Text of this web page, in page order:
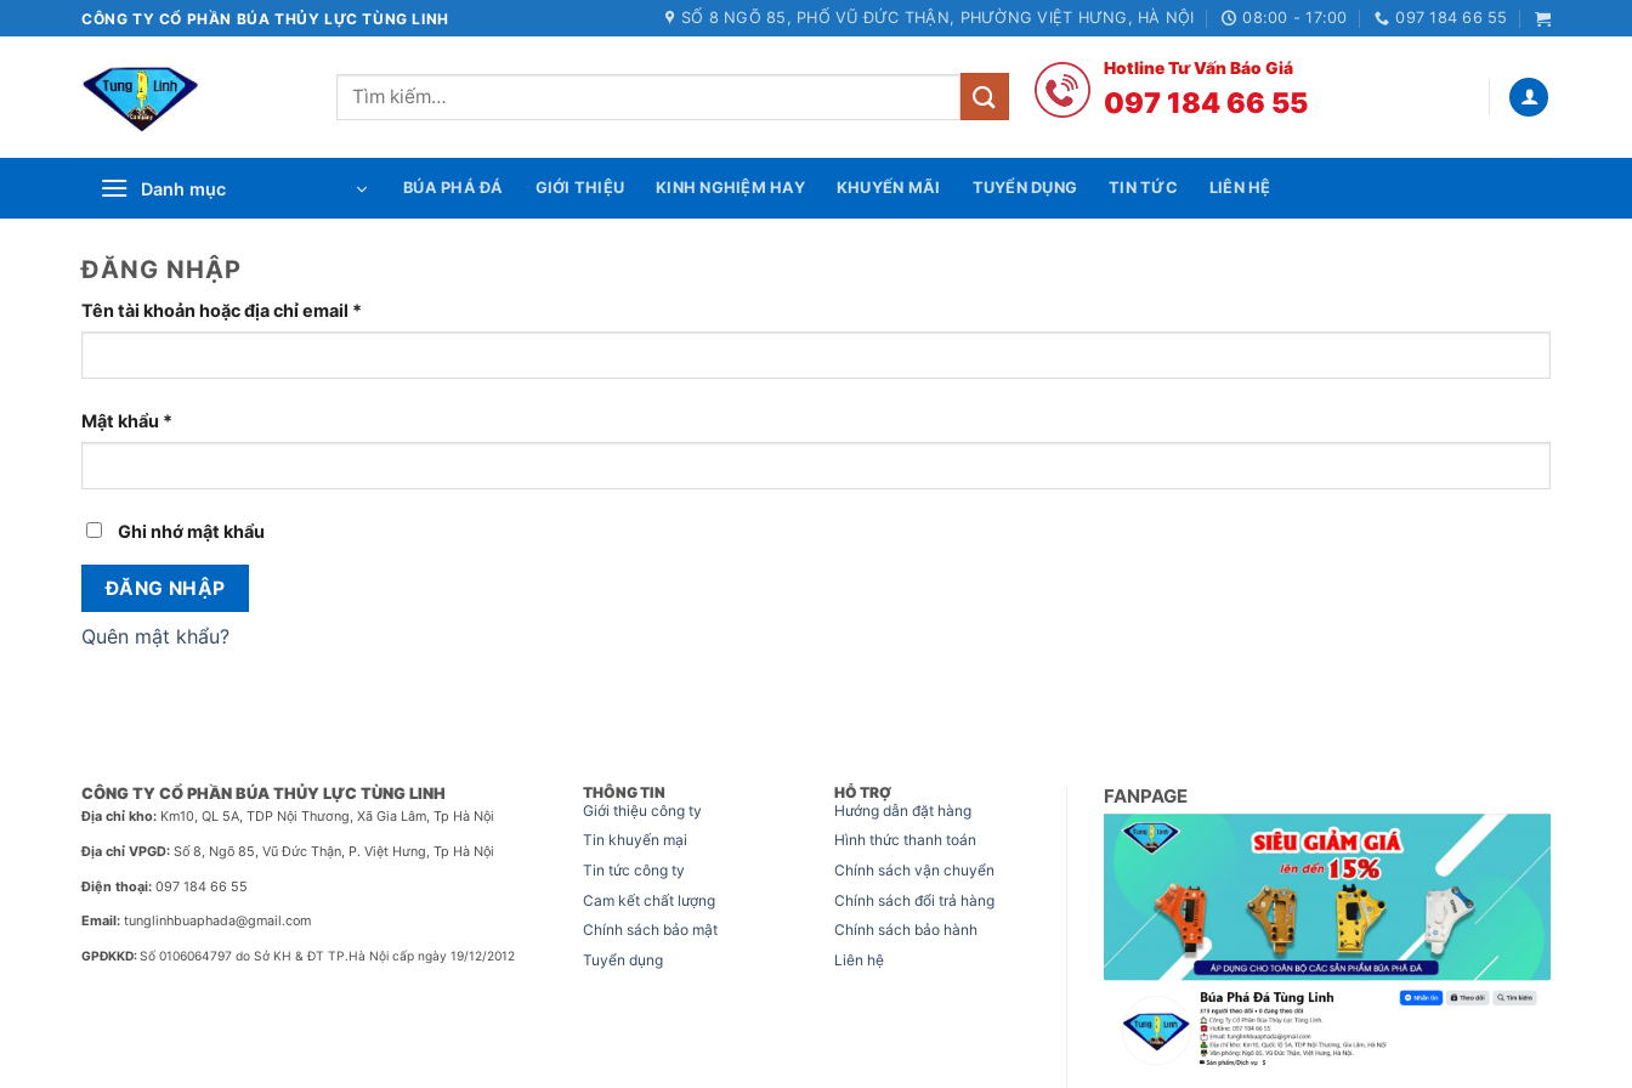
qua
CÔNG TY CỔ PHẦN BÚA THỦY LỰC TÙNG LINH SỐ 8 NGÕ 85, PHỐ VŨ ĐỨC THẬN, PHƯỜNG VIỆT HƯNG, HÀ NỘI 08:00 - 17:00 097 184 66 55
Tìm
kiếm:
Hotline Tư Vấn Báo Giá
097 184 66 55
Danh mục BÚA PHÁ ĐÁ GIỚI THIỆU KINH NGHIỆM HAY KHUYẾN MÃI TUYỂN DỤNG TIN TỨC LIÊN HỆ
ĐĂNG NHẬP
Tên tài khoản hoặc địa chỉ email *
buộc
Mật khẩu *
buộc
Ghi nhớ mật khẩu
ĐĂNG NHẬP
Quên mật khẩu?
CÔNG TY CỔ PHẦN BÚA THỦY LỰC TÙNG LINH
Địa chỉ kho: Km10, QL 5A, TDP Nội Thương, Xã Gia Lâm, Tp Hà Nội
Địa chỉ VPGD: Số 8, Ngõ 85, Vũ Đức Thận, P. Việt Hưng, Tp Hà Nội
Điện thoại: 097 184 66 55
Email: tunglinhbuaphada@gmail.com
GPĐKKD:Số 0106064797 do Sở KH & ĐT TP.Hà Nội cấp ngày 19/12/2012
THÔNG TIN
Giới thiệu công ty
Tin khuyến mại
Tin tức công ty
Cam kết chất lượng
Chính sách bảo mật
Tuyển dụng
HỖ TRỢ
Hướng dẫn đặt hàng
Hình thức thanh toán
Chính sách vận chuyển
Chính sách đổi trả hàng
Chính sách bảo hành
Liên hệ
FANPAGE